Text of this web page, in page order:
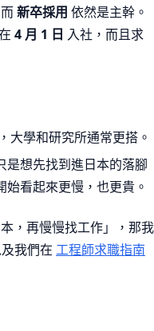
新卒採用 依然是主幹。
4 月 1 日 入社，而且求
，大學和研究所通常更搭。
是想先找到進日本的落腳
看起來更慢，也更貴。
，再慢慢找工作」，那我
我們在 工程師求職指南